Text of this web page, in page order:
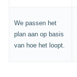
We passen het
plan aan op basis
van hoe het loopt.